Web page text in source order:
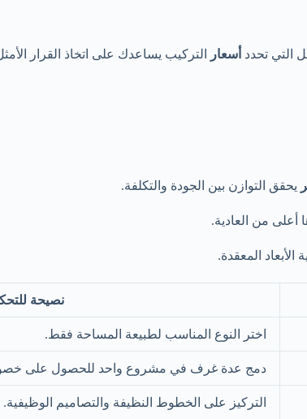
التي تحدد أسعار التركيب يساعدك على اتخاذ القرار
يحقق التوازن بين الجودة والتكلفة.
أعلى من العادية.
الأبعاد المعقدة.
نصيحة
اختر النوع المناسب لطبيعة المساحة فقط.
دمج عدة غرف في مشروع واحد للحصول على
التركيز على الخطوط النظيفة والتصاميم الوظيفية.